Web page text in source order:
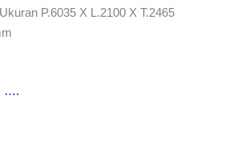
P.6035 X L.2100 X T.2465
….